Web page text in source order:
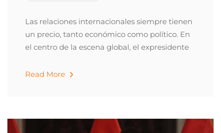
Las relaciones internacionales siempre tienen
un precio, tanto económico como político. En
el centro de la escena global, el expresidente
Read More